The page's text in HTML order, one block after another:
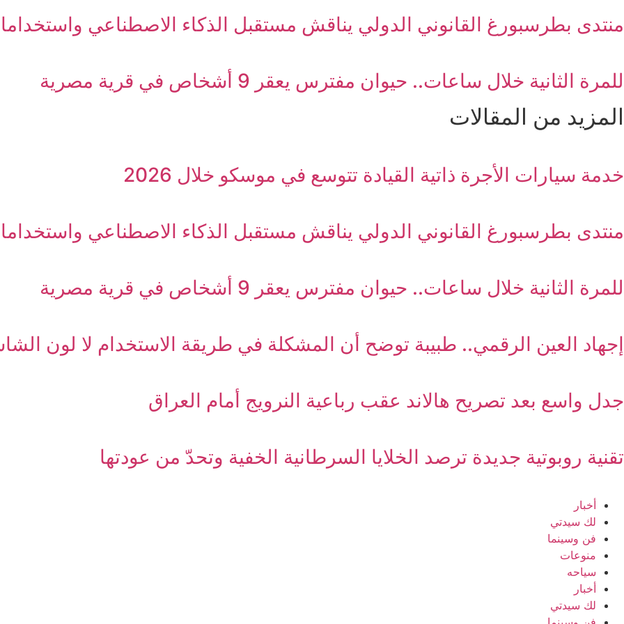
منتدى بطرسبورغ القانوني الدولي يناقش مستقبل الذكاء الاصطناعي
للمرة الثانية خلال ساعات.. حيوان مفترس يعقر 9 أشخاص في قرية مصرية
المزيد من المقالات
خدمة سيارات الأجرة ذاتية القيادة تتوسع في موسكو خلال 2026
منتدى بطرسبورغ القانوني الدولي يناقش مستقبل الذكاء الاصطناعي
للمرة الثانية خلال ساعات.. حيوان مفترس يعقر 9 أشخاص في قرية مصرية
إجهاد العين الرقمي.. طبيبة توضح أن المشكلة في طريقة الاستخدام لا لون
جدل واسع بعد تصريح هالاند عقب رباعية النرويج أمام العراق
تقنية روبوتية جديدة ترصد الخلايا السرطانية الخفية وتحدّ من عودتها
أخبار
لك سيدتي
فن وسينما
منوعات
سياحه
أخبار
لك سيدتي